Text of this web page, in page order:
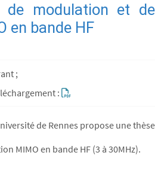
de modulation et de
en bande HF
;
:
de Rennes propose une thèse
MIMO en bande HF (3 à 30MHz).